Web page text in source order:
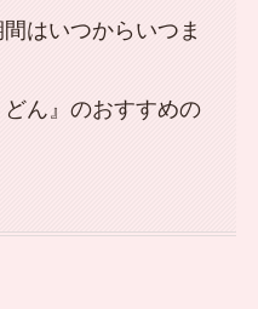
はいつからいつま
ん』のおすすめの